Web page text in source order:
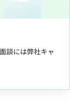
談には弊社キャ